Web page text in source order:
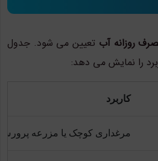
روزانه آب تعیین می شود. جدول
را نمایش می دهد:
کاربرد
مرغداری کوچک یا مزرعه پرورش